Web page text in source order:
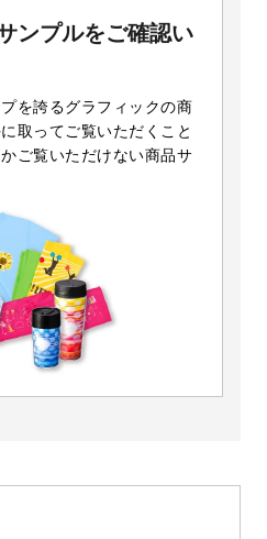
ンプルをご確認い
を誇るグラフィックの商
取ってご覧いただくこと
ご覧いただけない商品サ